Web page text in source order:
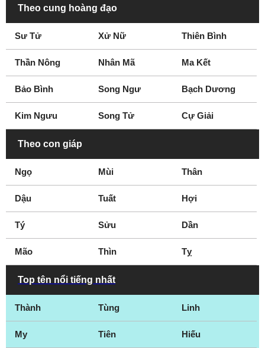
Warren
Theo cung hoàng đạo
Sư Tử Xử Nữ Thiên Bình
Thần Nông Nhân Mã Ma Kết
Bảo Bình Song Ngư Bạch Dương
Kim Ngưu Song Tử Cự Giải
Theo con giáp
Ngọ Mùi Thân
Dậu Tuất Hợi
Tý Sửu Dần
Mão Thìn Tỵ
Top tên nổi tiếng nhất
Thành Tùng Linh
My Tiên Hiếu